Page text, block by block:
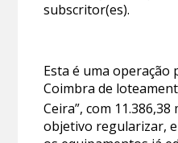
subscritor(es).
Esta é uma operação
Coimbra de
Ceira”, com 11.386,38
objetivo regularizar,